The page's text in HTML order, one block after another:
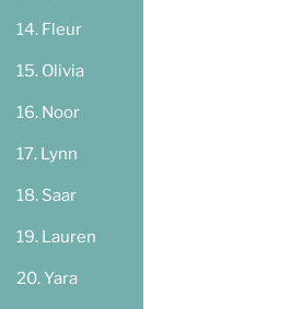
Fleur
Olivia
Noor
Lynn
Saar
Lauren
Yara